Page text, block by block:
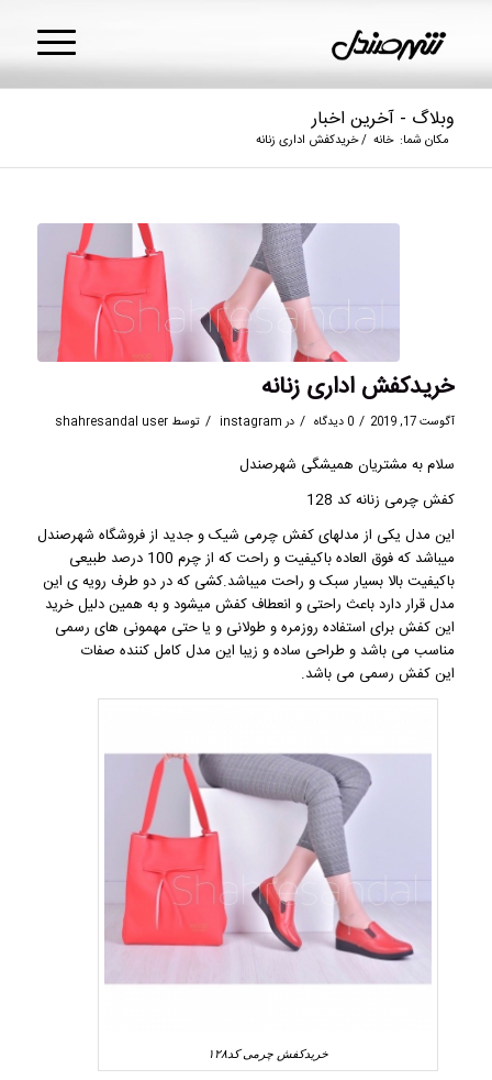
وبلاگ - آخرین اخبار
مکان شما: خانه /خریدکفش اداری زنانه
خریدکفش اداری زنانه
آگوست 17, 2019 / 0 دیدگاه / در instagram
/ توسط shahresandal user
سلام به مشتریان همیشگی شهرصندل
کفش چرمی زنانه کد 128
این مدل یکی از مدلهایکفش چرمی شیکو جدید از فروشگاه شهرصندل
میباشد که فوق العاده باکیفیت و راحت که از چرم 100 درصد طبیعی
باکیفیت بالا بسیار سبک و راحت میباشد.کشی که در دو طرف رویه ی این
مدل قرار دارد باعث راحتی و انعطاف کفش میشود و به همین دلیل خرید
اینکفشبرای استفاده روزمره و طولانی و یا حتی مهمونی های رسمی
مناسب می باشد و طراحی ساده و زیبا این مدل کامل کننده صفات
این کفش رسمی می باشد.
خریدکفش چرمی کد۱۲۸